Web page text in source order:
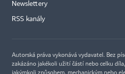
Newslettery
RSS kanály
Autorská práva vykonává vydavatel. Bez
zakázáno jakékoli užití částí nebo celku